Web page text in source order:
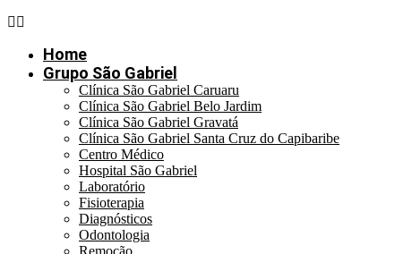
Home
Grupo São Gabriel
Clínica São Gabriel Caruaru
Clínica São Gabriel Belo Jardim
Clínica São Gabriel Gravatá
Clínica São Gabriel Santa Cruz do Capibaribe
Centro Médico
Hospital São Gabriel
Laboratório
Fisioterapia
Diagnósticos
Odontologia
Remoção